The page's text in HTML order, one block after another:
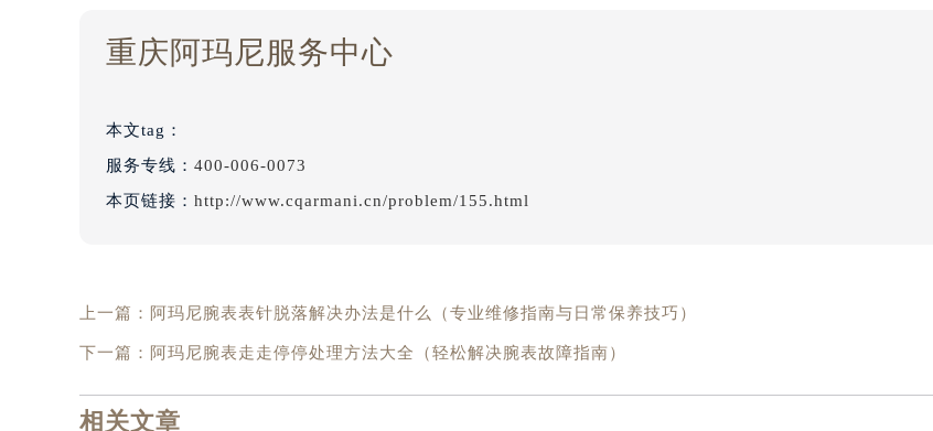
重庆阿玛尼服务中心
本文tag：
服务专线： 400-006-0073
本页链接： http://www.cqarmani.cn/problem/155.html
上一篇： 阿玛尼腕表表针脱落解决办法是什么（专业维修指南与日常保养技巧）
下一篇： 阿玛尼腕表走走停停处理方法大全（轻松解决腕表故障指南）
相关文章